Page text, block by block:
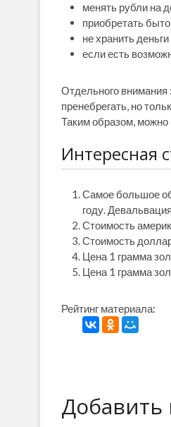
менять рубли на
приобретать
не хранить
если есть
Отдельного внимания
пренебрегать, но
Таким образом, можно
Интересная
Самое большое
году.
Стоимость
Стоимость
Цена 1 грамма
Цена 1 грамма
Рейтинг материала: